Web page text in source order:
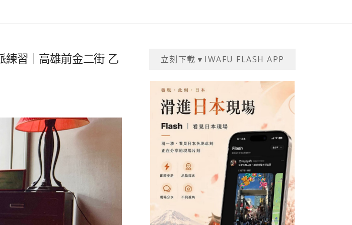
練習｜高雄前金二街 乙
立刻下載▼IWAFU FLASH APP